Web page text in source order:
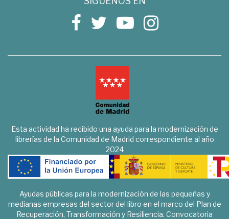
Esta actividad ha recibido una ayuda para la modernización de
librerías de la Comunidad de Madrid correspondiente al año
2024
Ayudas públicas para la modernización de las pequeñas y
medianas empresas del sector del libro en el marco del Plan de
Recuperación, Transformación y Resiliencia. Convocatoria